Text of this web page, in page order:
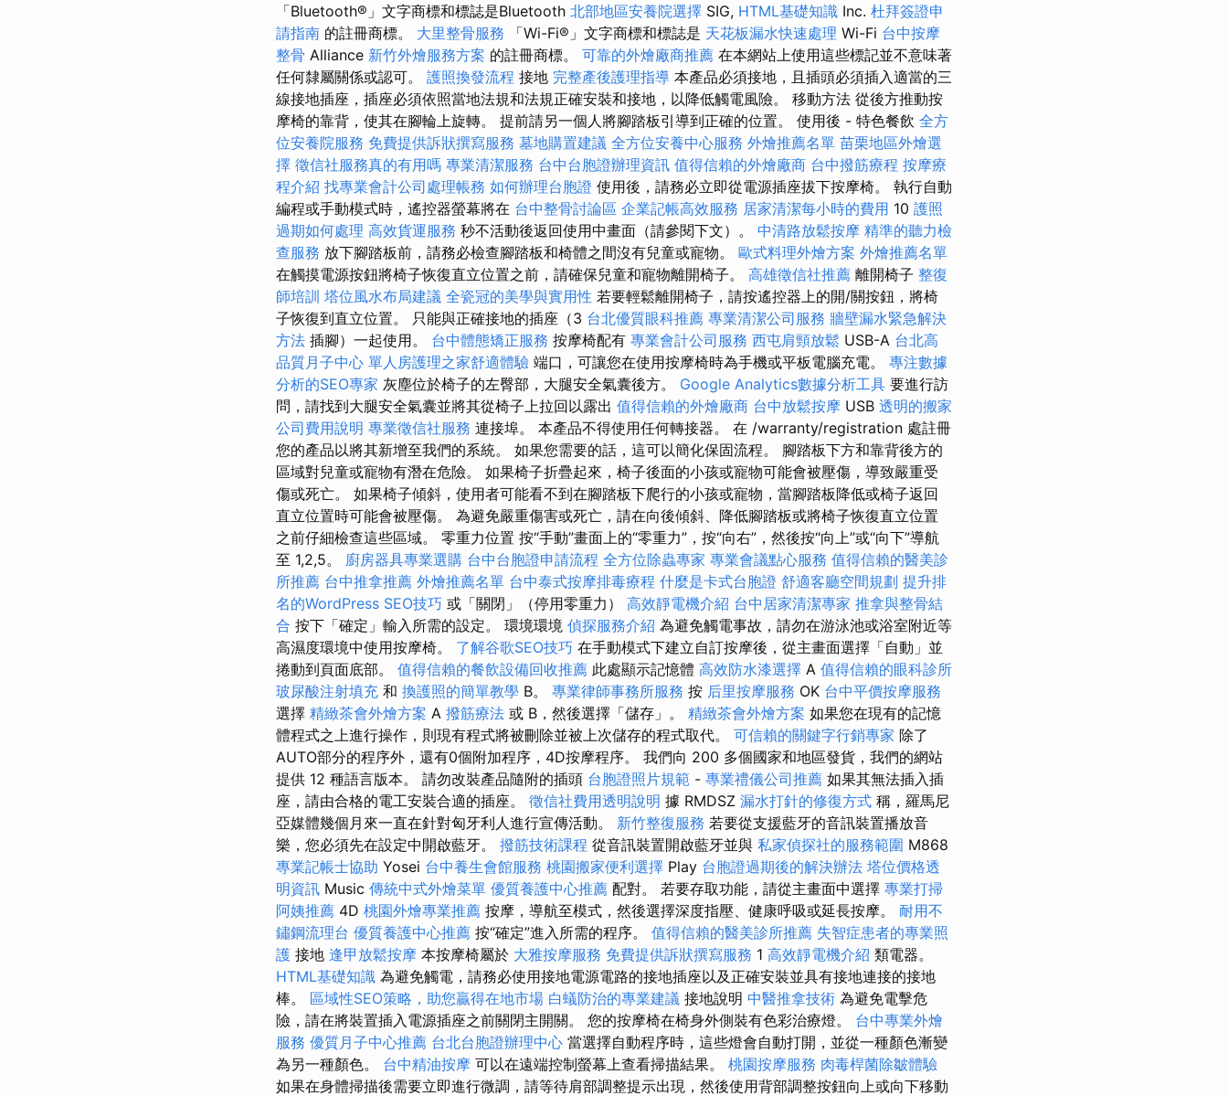
「Bluetooth®」文字商標和標誌是Bluetooth 北部地區安養院選擇 SIG, HTML基礎知識 Inc. 杜拜簽證申
請指南 的註冊商標。 大里整骨服務 「Wi-Fi®」文字商標和標誌是 天花板漏水快速處理 Wi-Fi 台中按摩
整骨 Alliance 新竹外燴服務方案 的註冊商標。 可靠的外燴廠商推薦 在本網站上使用這些標記並不意味著
任何隸屬關係或認可。 護照換發流程 接地 完整產後護理指導 本產品必須接地，且插頭必須插入適當的三
線接地插座，插座必須依照當地法規和法規正確安裝和接地，以降低觸電風險。 移動方法 從後方推動按
摩椅的靠背，使其在腳輪上旋轉。 提前請另一個人將腳踏板引導到正確的位置。 使用後 - 特色餐飲 全方
位安養院服務 免費提供訴狀撰寫服務 墓地購置建議 全方位安養中心服務 外燴推薦名單 苗栗地區外燴選
擇 徵信社服務真的有用嗎 專業清潔服務 台中台胞證辦理資訊 值得信賴的外燴廠商 台中撥筋療程 按摩療
程介紹 找專業會計公司處理帳務 如何辦理台胞證 使用後，請務必立即從電源插座拔下按摩椅。 執行自動
編程或手動模式時，遙控器螢幕將在 台中整骨討論區 企業記帳高效服務 居家清潔每小時的費用 10 護照
過期如何處理 高效貨運服務 秒不活動後返回使用中畫面（請參閱下文）。 中清路放鬆按摩 精準的聽力檢
查服務 放下腳踏板前，請務必檢查腳踏板和椅體之間沒有兒童或寵物。 歐式料理外燴方案 外燴推薦名單
在觸摸電源按鈕將椅子恢復直立位置之前，請確保兒童和寵物離開椅子。 高雄徵信社推薦 離開椅子 整復
師培訓 塔位風水布局建議 全瓷冠的美學與實用性 若要輕鬆離開椅子，請按遙控器上的開/關按鈕，將椅
子恢復到直立位置。 只能與正確接地的插座（3 台北優質眼科推薦 專業清潔公司服務 牆壁漏水緊急解決
方法 插腳）一起使用。 台中體態矯正服務 按摩椅配有 專業會計公司服務 西屯肩頸放鬆 USB-A 台北高
品質月子中心 單人房護理之家舒適體驗 端口，可讓您在使用按摩椅時為手機或平板電腦充電。 專注數據
分析的SEO專家 灰塵位於椅子的左臀部，大腿安全氣囊後方。 Google Analytics數據分析工具 要進行訪
問，請找到大腿安全氣囊並將其從椅子上拉回以露出 值得信賴的外燴廠商 台中放鬆按摩 USB 透明的搬家
公司費用說明 專業徵信社服務 連接埠。 本產品不得使用任何轉接器。 在 /warranty/registration 處註冊
您的產品以將其新增至我們的系統。 如果您需要的話，這可以簡化保固流程。 腳踏板下方和靠背後方的
區域對兒童或寵物有潛在危險。 如果椅子折疊起來，椅子後面的小孩或寵物可能會被壓傷，導致嚴重受
傷或死亡。 如果椅子傾斜，使用者可能看不到在腳踏板下爬行的小孩或寵物，當腳踏板降低或椅子返回
直立位置時可能會被壓傷。 為避免嚴重傷害或死亡，請在向後傾斜、降低腳踏板或將椅子恢復直立位置
之前仔細檢查這些區域。 零重力位置 按“手動”畫面上的“零重力”，按“向右”，然後按“向上”或“向下”導航
至 1,2,5。 廚房器具專業選購 台中台胞證申請流程 全方位除蟲專家 專業會議點心服務 值得信賴的醫美診
所推薦 台中推拿推薦 外燴推薦名單 台中泰式按摩排毒療程 什麼是卡式台胞證 舒適客廳空間規劃 提升排
名的WordPress SEO技巧 或「關閉」（停用零重力） 高效靜電機介紹 台中居家清潔專家 推拿與整骨結
合 按下「確定」輸入所需的設定。 環境環境 偵探服務介紹 為避免觸電事故，請勿在游泳池或浴室附近等
高濕度環境中使用按摩椅。 了解谷歌SEO技巧 在手動模式下建立自訂按摩後，從主畫面選擇「自動」並
捲動到頁面底部。 值得信賴的餐飲設備回收推薦 此處顯示記憶體 高效防水漆選擇 A 值得信賴的眼科診所
玻尿酸注射填充 和 換護照的簡單教學 B。 專業律師事務所服務 按 后里按摩服務 OK 台中平價按摩服務
選擇 精緻茶會外燴方案 A 撥筋療法 或 B，然後選擇「儲存」。 精緻茶會外燴方案 如果您在現有的記憶
體程式之上進行操作，則現有程式將被刪除並被上次儲存的程式取代。 可信賴的關鍵字行銷專家 除了
AUTO部分的程序外，還有0個附加程序，4D按摩程序。 我們向 200 多個國家和地區發貨，我們的網站
提供 12 種語言版本。 請勿改裝產品隨附的插頭 台胞證照片規範 - 專業禮儀公司推薦 如果其無法插入插
座，請由合格的電工安裝合適的插座。 徵信社費用透明說明 據 RMDSZ 漏水打針的修復方式 稱，羅馬尼
亞媒體幾個月來一直在針對匈牙利人進行宣傳活動。 新竹整復服務 若要從支援藍牙的音訊裝置播放音
樂，您必須先在設定中開啟藍牙。 撥筋技術課程 從音訊裝置開啟藍牙並與 私家偵探社的服務範圍 M868
專業記帳士協助 Yosei 台中養生會館服務 桃園搬家便利選擇 Play 台胞證過期後的解決辦法 塔位價格透
明資訊 Music 傳統中式外燴菜單 優質養護中心推薦 配對。 若要存取功能，請從主畫面中選擇 專業打掃
阿姨推薦 4D 桃園外燴專業推薦 按摩，導航至模式，然後選擇深度指壓、健康呼吸或延長按摩。 耐用不
鏽鋼流理台 優質養護中心推薦 按“確定”進入所需的程序。 值得信賴的醫美診所推薦 失智症患者的專業照
護 接地 逢甲放鬆按摩 本按摩椅屬於 大雅按摩服務 免費提供訴狀撰寫服務 1 高效靜電機介紹 類電器。
HTML基礎知識 為避免觸電，請務必使用接地電源電路的接地插座以及正確安裝並具有接地連接的接地
棒。 區域性SEO策略，助您贏得在地市場 白蟻防治的專業建議 接地說明 中醫推拿技術 為避免電擊危
險，請在將裝置插入電源插座之前關閉主開關。 您的按摩椅在椅身外側裝有色彩治療燈。 台中專業外燴
服務 優質月子中心推薦 台北台胞證辦理中心 當選擇自動程序時，這些燈會自動打開，並從一種顏色漸變
為另一種顏色。 台中精油按摩 可以在遠端控制螢幕上查看掃描結果。 桃園按摩服務 肉毒桿菌除皺體驗
如果在身體掃描後需要立即進行微調，請等待肩部調整提示出現，然後使用背部調整按鈕向上或向下移動